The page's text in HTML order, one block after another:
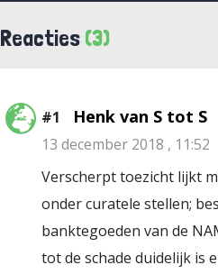
Reacties (3)
#1 Henk van S tot S
13 december 2018 , 11:52
Verscherpt toezicht lijkt
onder curatele stellen;
banktegoeden van de
tot de schade duidelijk is